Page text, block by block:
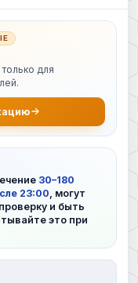
для
30–180
23:00 , могут
и быть
это при